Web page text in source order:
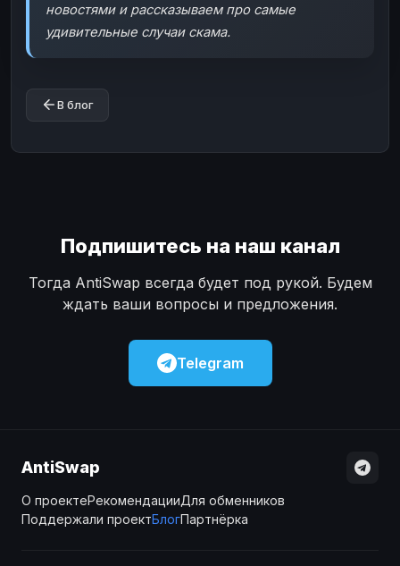
новостями и рассказываем про самые
удивительные случаи скама.
В блог
Подпишитесь на наш канал
Тогда AntiSwap всегда будет под рукой. Будем
ждать ваши вопросы и предложения.
Telegram
AntiSwap
О проектеРекомендацииДля обменников
Поддержали проектБлогПартнёрка